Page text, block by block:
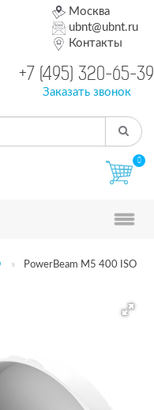
Москва
ubnt@ubnt.ru
Контакты
+7 (495) 320-65-39
Заказать звонок
0
PowerBeam M5 400 ISO